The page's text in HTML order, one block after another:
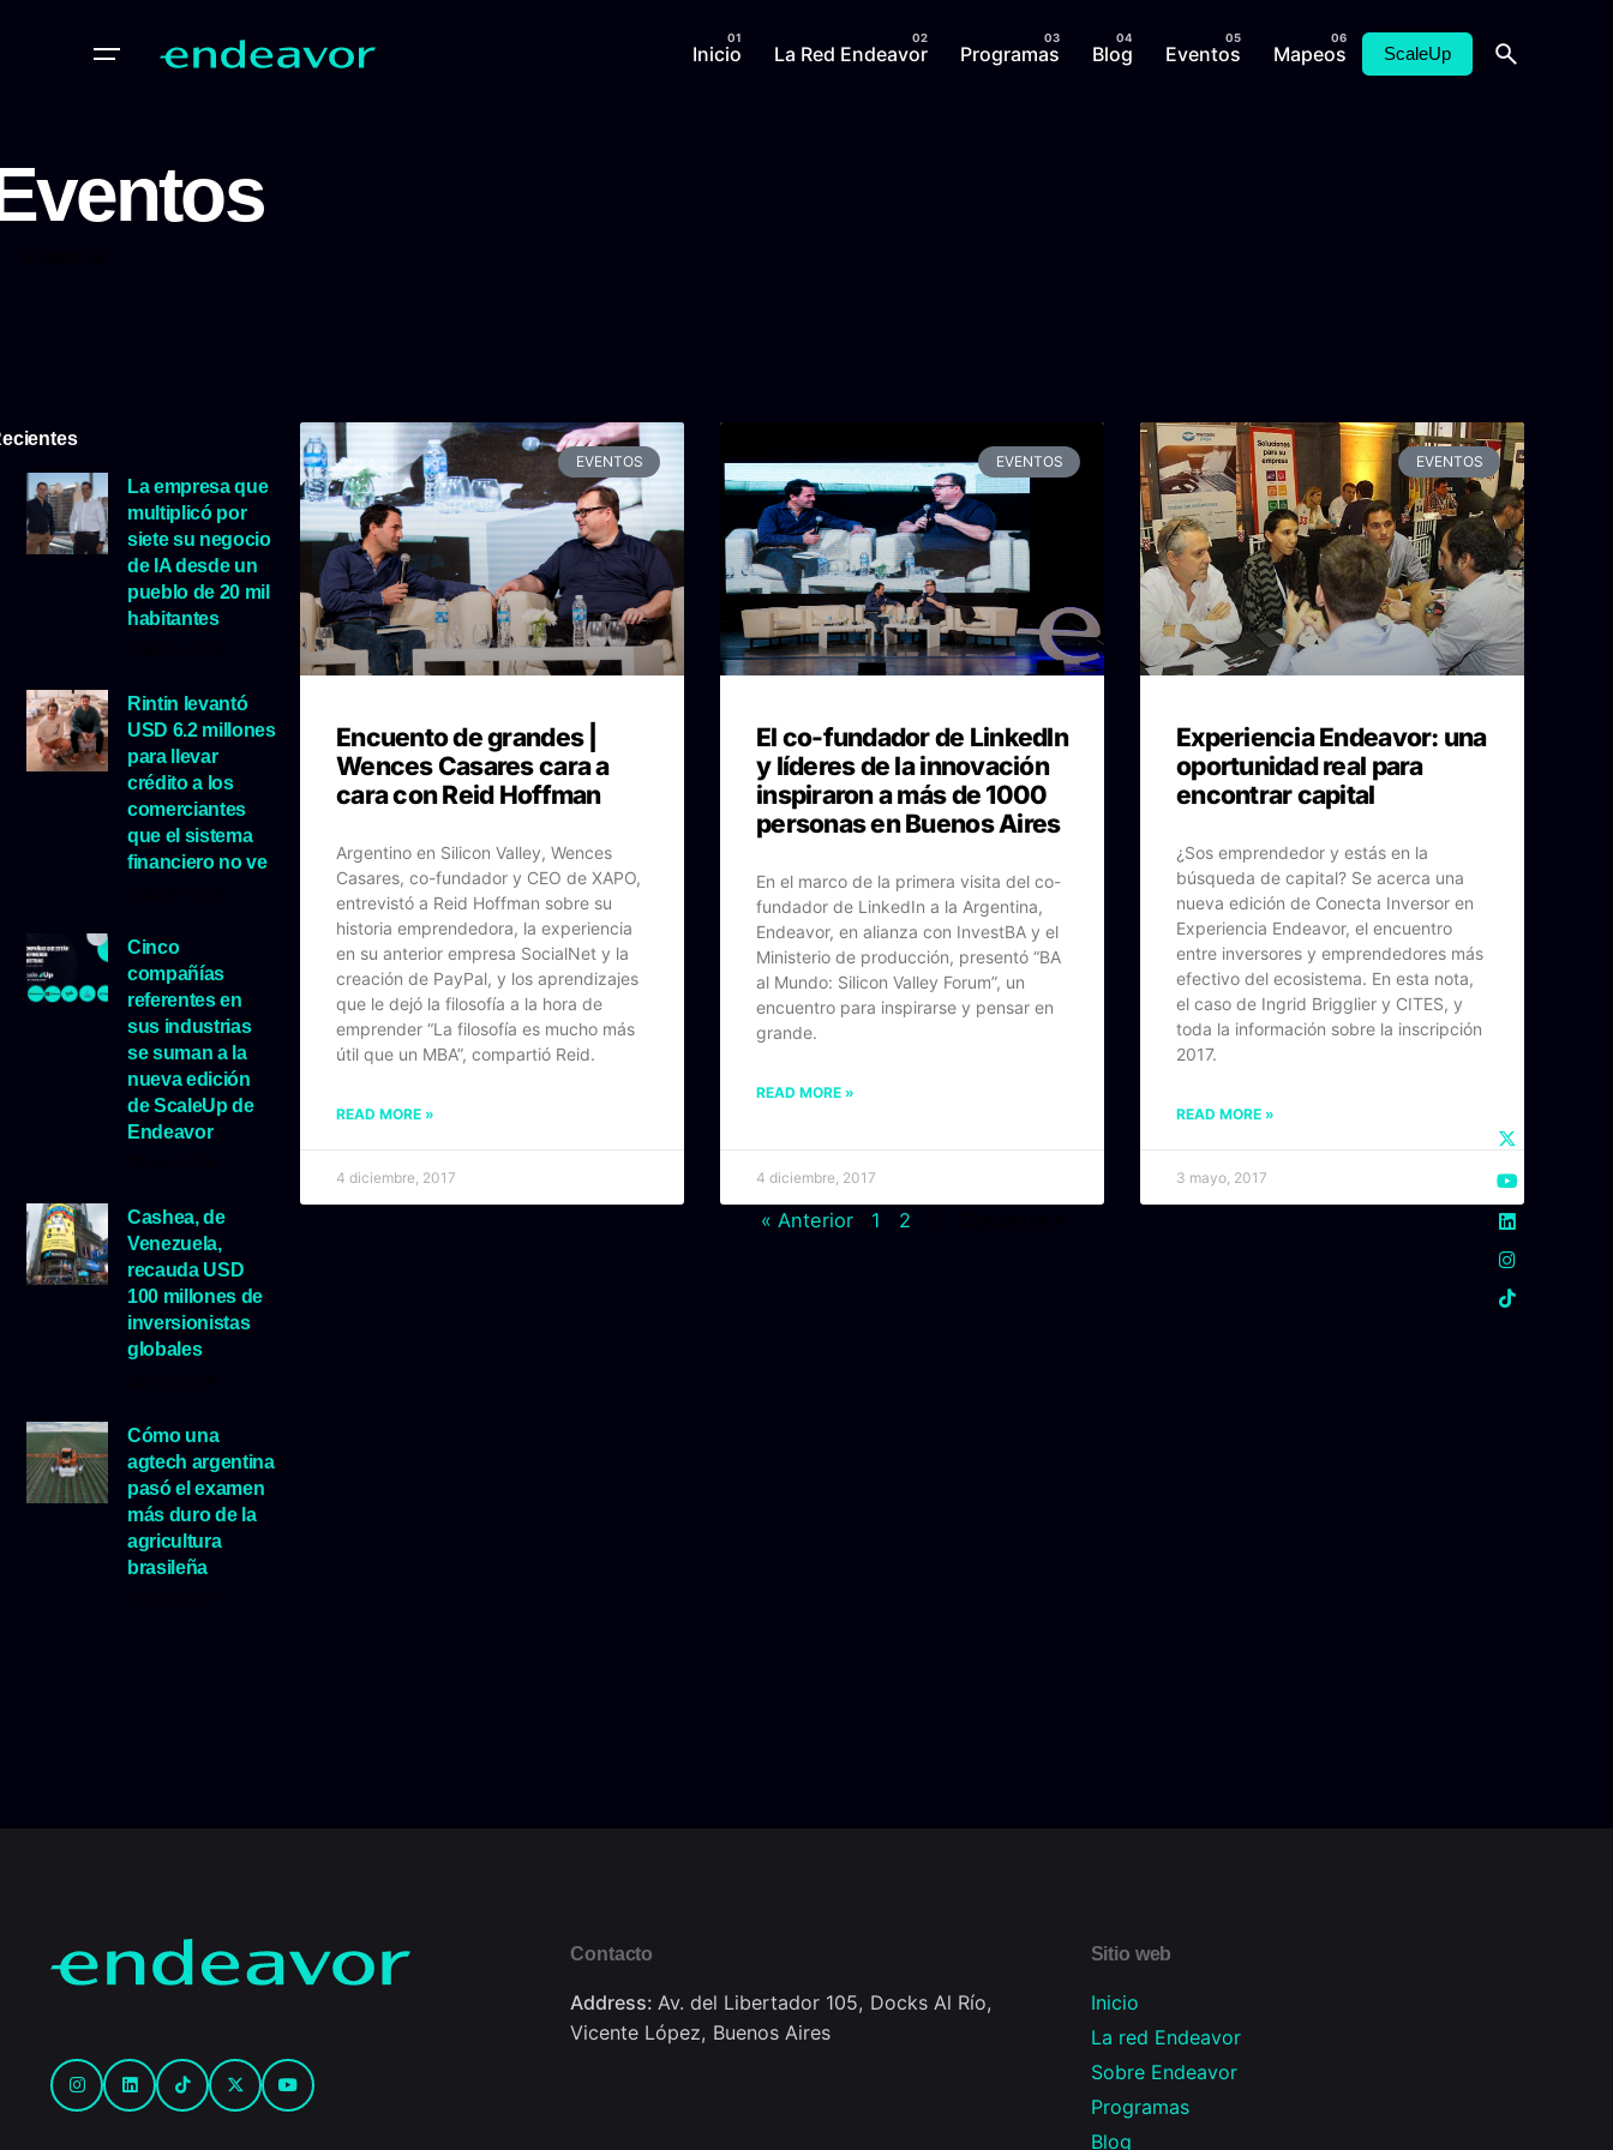
Inicio La Red Endeavor Programas Blog Eventos Mapeos ScaleUp
La empresa que
multiplicó por
siete su negocio
de IA desde un
pueblo de 20 mil
habitantes
Rintin levantó
USD 6.2 millones
para llevar
crédito a los
comerciantes
que el sistema
financiero no ve
Cinco
compañías
referentes en
sus industrias
se suman a la
nueva edición
de ScaleUp de
Endeavor
Cashea, de
Venezuela,
recauda USD
100 millones de
inversionistas
globales
Cómo una
agtech argentina
pasó el examen
más duro de la
agricultura
brasileña
EVENTOS
Encuento de grandes |
Wences Casares cara a
cara con Reid Hoffman
Argentino en Silicon Valley, Wences
Casares, co-fundador y CEO de XAPO,
entrevistó a Reid Hoffman sobre su
historia emprendedora, la experiencia
en su anterior empresa SocialNet y la
creación de PayPal, y los aprendizajes
que le dejó la filosofía a la hora de
emprender “La filosofía es mucho más
útil que un MBA”, compartió Reid.
READ MORE »
4 diciembre, 2017
EVENTOS
El co-fundador de LinkedIn
y líderes de la innovación
inspiraron a más de 1000
personas en Buenos Aires
En el marco de la primera visita del co-
fundador de LinkedIn a la Argentina,
Endeavor, en alianza con InvestBA y el
Ministerio de producción, presentó “BA
al Mundo: Silicon Valley Forum”, un
encuentro para inspirarse y pensar en
grande.
READ MORE »
4 diciembre, 2017
EVENTOS
Experiencia Endeavor: una
oportunidad real para
encontrar capital
¿Sos emprendedor y estás en la
búsqueda de capital? Se acerca una
nueva edición de Conecta Inversor en
Experiencia Endeavor, el encuentro
entre inversores y emprendedores más
efectivo del ecosistema. En esta nota,
el caso de Ingrid Brigglier y CITES, y
toda la información sobre la inscripción
2017.
READ MORE »
3 mayo, 2017
« Anterior 1 2
Contacto
Address:Av. del Libertador 105, Docks Al Río,
Vicente López, Buenos Aires
Sitio web
Inicio
La red Endeavor
Sobre Endeavor
Programas
Blog